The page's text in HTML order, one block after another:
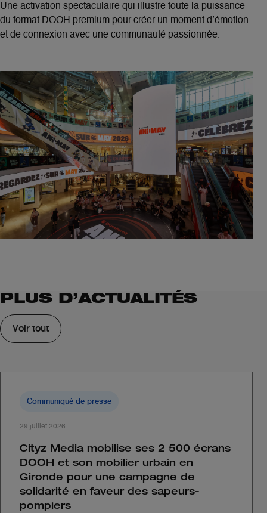
Une activation spectaculaire qui illustre toute la puissance
du format DOOH premium pour créer un moment d’émotion
et de connexion avec une communauté passionnée.
PLUS D’ACTUALITÉS
Voir tout
Communiqué de presse
29 juillet 2026
Cityz Media mobilise ses 2 500 écrans
DOOH et son mobilier urbain en
Gironde pour une campagne de
solidarité en faveur des sapeurs-
pompiers